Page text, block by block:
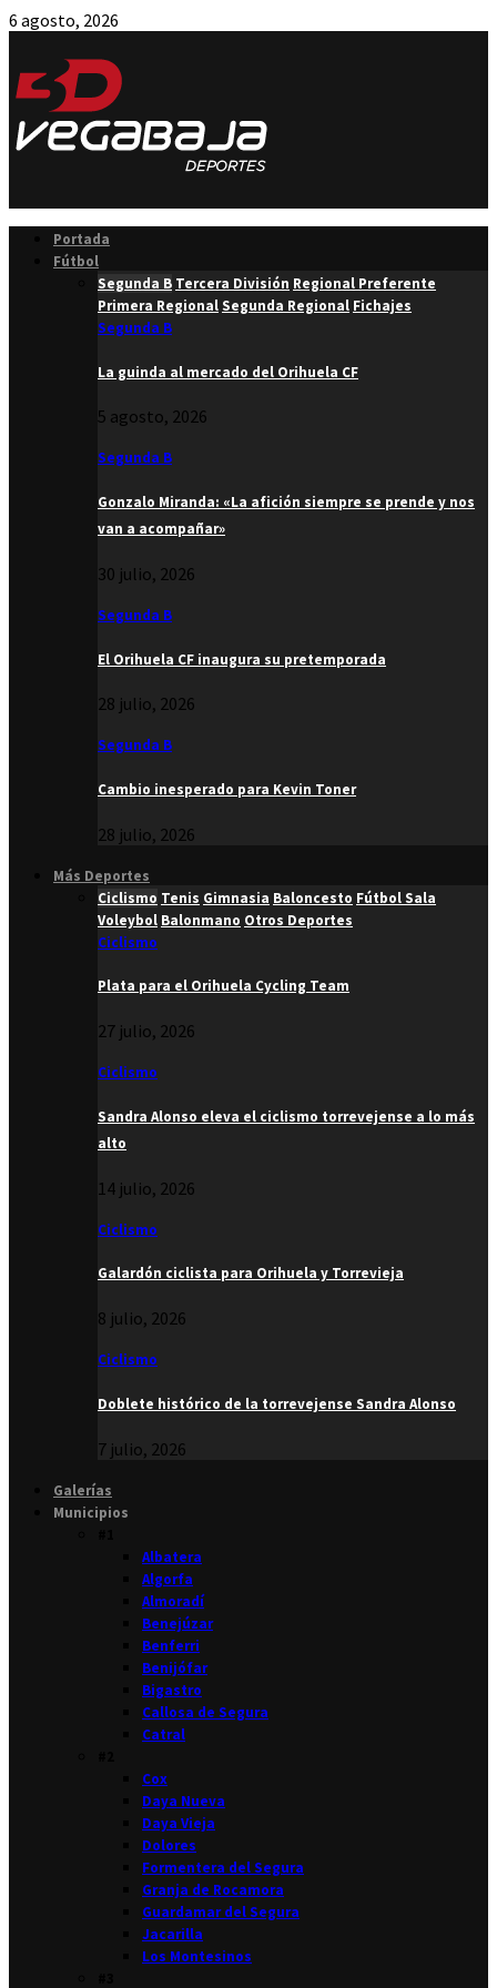
6 agosto, 2026
Portada
Fútbol
Segunda B Tercera División Regional Preferente
Primera RegionalSegunda Regional Fichajes
Segunda B
La guinda al mercado del Orihuela CF
5 agosto, 2026
Segunda B
Gonzalo Miranda: «La afición siempre se prende y nos
van a acompañar»
30 julio, 2026
Segunda B
El Orihuela CF inaugura su pretemporada
28 julio, 2026
Segunda B
Cambio inesperado para Kevin Toner
28 julio, 2026
Más Deportes
Ciclismo Tenis Gimnasia Baloncesto Fútbol Sala
Voleybol Balonmano Otros Deportes
Ciclismo
Plata para el Orihuela Cycling Team
27 julio, 2026
Ciclismo
Sandra Alonso eleva el ciclismo torrevejense a lo más
alto
14 julio, 2026
Ciclismo
Galardón ciclista para Orihuela y Torrevieja
8 julio, 2026
Ciclismo
Doblete histórico de la torrevejense Sandra Alonso
7 julio, 2026
Galerías
Municipios
Albatera
Algorfa
Almoradí
Benejúzar
Benferri
Benijófar
Bigastro
Callosa de Segura
Catral
Cox
Daya Nueva
Daya Vieja
Dolores
Formentera del Segura
Granja de Rocamora
Guardamar del Segura
Jacarilla
Los Montesinos